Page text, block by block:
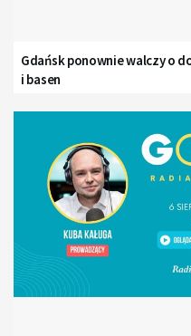
Gdańsk ponownie walczy o
i basen